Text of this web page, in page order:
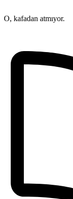
O, kafadan atmıyor.